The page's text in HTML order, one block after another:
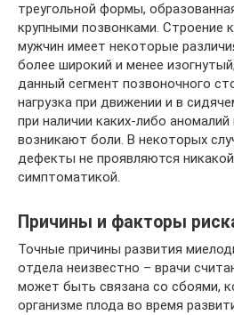
треугольной формы,
крупными позвонками. Строение
мужчин имеет некоторые
более широкий и менее
данный сегмент позвоночного
нагрузка при движении и в
при наличии каких-либо
возникают боли. В некоторых
дефекты не проявляются
симптоматикой.
Причины и факторы
Точные причины развития
отдела неизвестно – врачи
может быть связана со сбоями,
организме плода во время